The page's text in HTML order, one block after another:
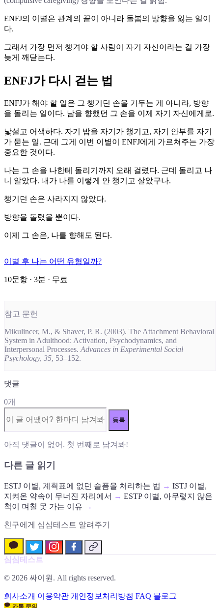
ENFJ의 이별은 관계의 끝이 아니라 돌봄의 방향을 잃는 일이
다.
그래서 가장 먼저 챙겨야 할 사람이 자기 자신이라는 걸 가장
늦게 깨닫는다.
ENFJ가 다시 걷는 법
ENFJ가 해야 할 일은 그 챙기던 손을 거두는 게 아니라, 방향
을 돌리는 일이다. 남을 향했던 그 손을 이제 자기 자신에게로.
낯설고 어색하다. 자기 밥을 자기가 챙기고, 자기 안부를 자기
가 묻는 일. 근데 그게 이번 이별이 ENFJ에게 가르쳐주는 가장
중요한 것이다.
나는 그 손을 나한테 돌리기까지 오래 걸렸다. 근데 돌리고 나
니 알았다. 내가 나를 이렇게 안 챙기고 살았구나.
챙기던 손은 사라지지 않았다.
방향을 돌렸을 뿐이다.
이제 그 손은, 나를 향해도 된다.
이별 후 나는 어떤 유형일까?
10문항 · 3분 · 무료
참고 문헌
Mikulincer, M., & Shaver, P. R. (2003). The Attachment Behavioral
System in Adulthood: Activation, Psychodynamics, and
Interpersonal Processes. Advances in Experimental Social
Psychology, 35, 53–152.
댓글
0개
등록
아직 댓글이 없어. 첫 번째로 남겨봐!
다른 글 읽기
ESTJ 이별, 계획표에 없던 슬픔을 처리하는 법 → ISTJ 이별,
지켜온 약속이 무너진 자리에서 → ESTP 이별, 아무렇지 않은
척이 며칠 못 가는 이유 →
친구에게 심심테스트 알려주기
심심테스트
© 2026 싸이원. All rights reserved.
회사소개 이용약관 개인정보처리방침 FAQ 블로그
카톡 문의